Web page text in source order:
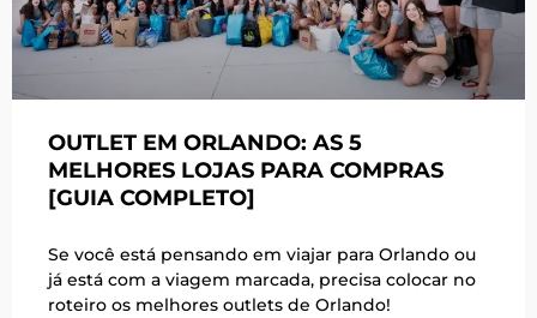
OUTLET EM ORLANDO: AS 5
MELHORES LOJAS PARA COMPRAS
[GUIA COMPLETO]
Se você está pensando em viajar para Orlando ou
já está com a viagem marcada, precisa colocar no
roteiro os melhores outlets de Orlando!